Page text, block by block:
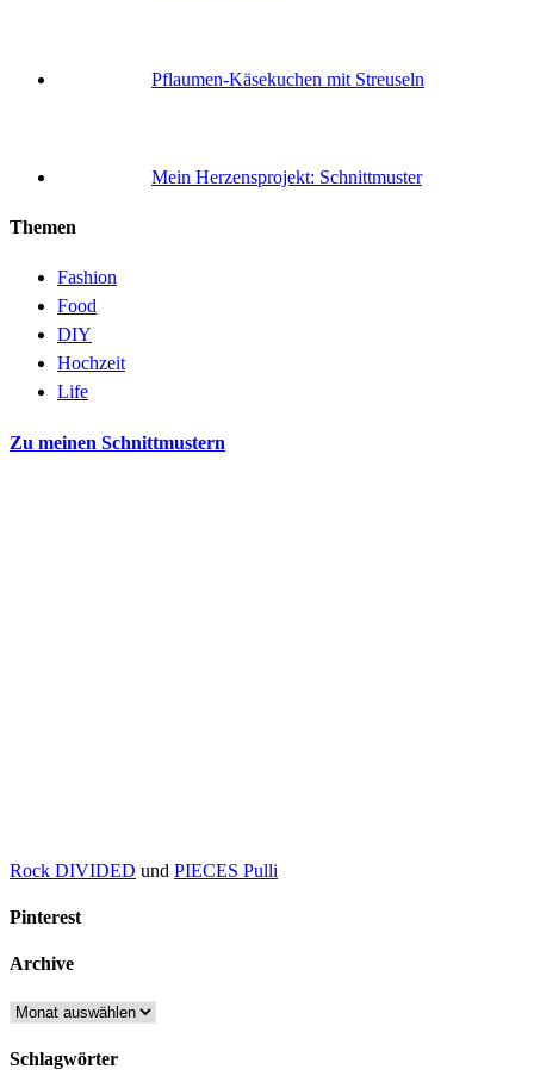
Pflaumen-Käsekuchen mit Streuseln
Mein Herzensprojekt: Schnittmuster
Themen
Fashion
Food
DIY
Hochzeit
Life
Zu meinen Schnittmustern
Rock DIVIDED und PIECES Pulli
Pinterest
Archive
Archive
Schlagwörter